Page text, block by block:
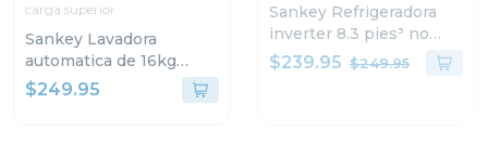
carga superior
Sankey Lavadora
automatica de 16kg
lavado silencioso
wma1678
$249.95
Sankey Refrigeradora
inverter 8.3 pies³ no
frost luz led rf90in70
$239.95 $249.95